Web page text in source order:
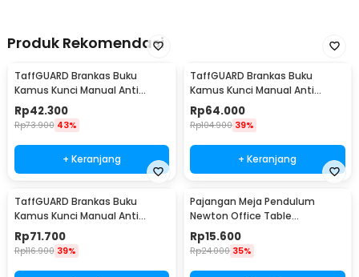
Produk Rekomendasi
TaffGUARD Brankas Buku
Kamus Kunci Manual Anti
Maling Hidden Safe Box Kecil -
KB-10L
Rp42.300
Rp73.900 43%
+ Keranjang
TaffGUARD Brankas Buku
Kamus Kunci Manual Anti
Maling Hidden Safe Box Sedang
- KB-10L
Rp64.000
Rp104.900 39%
+ Keranjang
TaffGUARD Brankas Buku
Kamus Kunci Manual Anti
Maling Hidden Safe Box Besar -
KB-10L
Rp71.700
Rp116.900 39%
Pajangan Meja Pendulum
Newton Office Table
Decoration 5 Ball S - H50S
Rp15.600
Rp24.000 35%